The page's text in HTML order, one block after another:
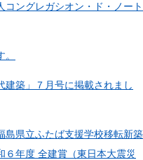
ングレガシオン・ド・ノート
建築」７月号に掲載されまし
島県立ふたば支援学校移転新築
６年度 全建賞（東日本大震災